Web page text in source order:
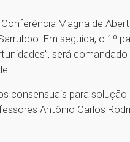
Magna de
Em seguida, o 1º
será
consensuais para
Antônio Carlos